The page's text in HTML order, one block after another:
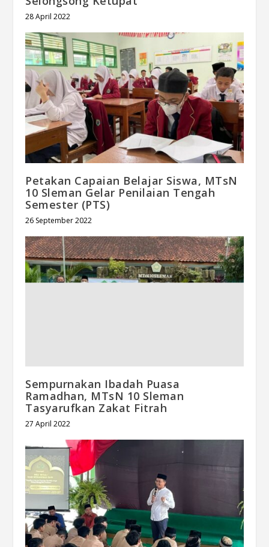
28 April 2022
Petakan Capaian Belajar Siswa, MTsN
10 Sleman Gelar Penilaian Tengah
Semester (PTS)
26 September 2022
Sempurnakan Ibadah Puasa
Ramadhan, MTsN 10 Sleman
Tasyarufkan Zakat Fitrah
27 April 2022